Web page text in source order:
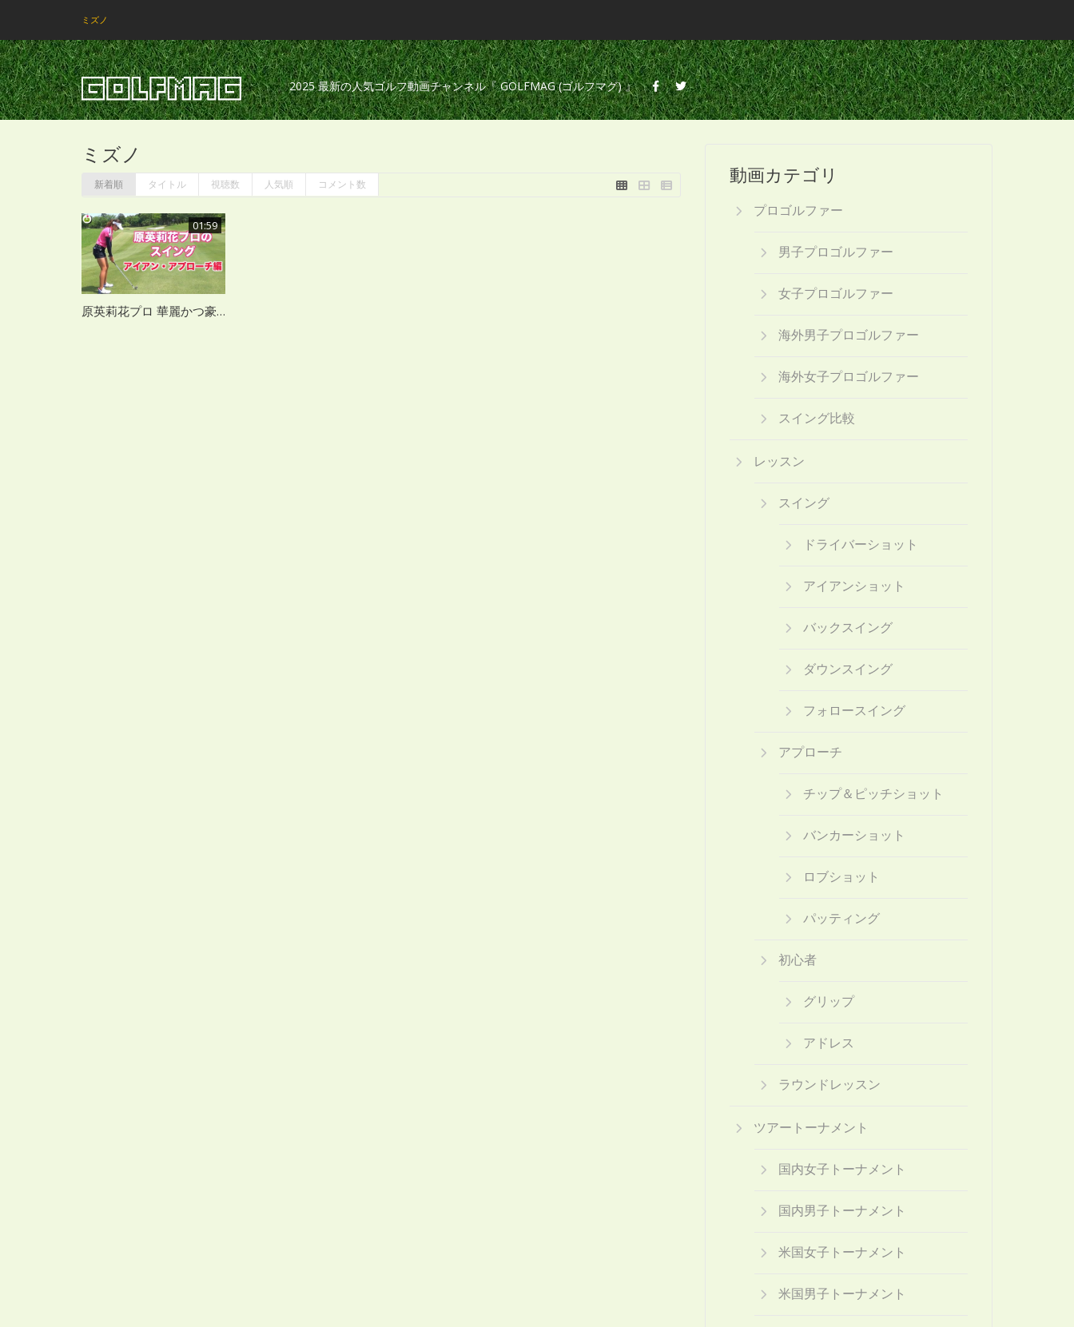
ミズノ
2025 最新の人気ゴルフ動画チャンネル『 GOLFMAG (ゴルフマグ) 』
ミズノ
新着順 タイトル 視聴数 人気順 コメント数
01:59
原英莉花プロ 華麗かつ豪快なスイング
動画カテゴリ
プロゴルファー
男子プロゴルファー
女子プロゴルファー
海外男子プロゴルファー
海外女子プロゴルファー
スイング比較
レッスン
スイング
ドライバーショット
アイアンショット
バックスイング
ダウンスイング
フォロースイング
アプローチ
チップ＆ピッチショット
バンカーショット
ロブショット
パッティング
初心者
グリップ
アドレス
ラウンドレッスン
ツアートーナメント
国内女子トーナメント
国内男子トーナメント
米国女子トーナメント
米国男子トーナメント